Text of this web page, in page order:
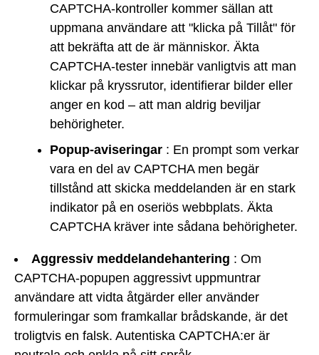
CAPTCHA-kontroller kommer sällan att
uppmana användare att "klicka på Tillåt" för
att bekräfta att de är människor. Äkta
CAPTCHA-tester innebär vanligtvis att man
klickar på kryssrutor, identifierar bilder eller
anger en kod – att man aldrig beviljar
behörigheter.
Popup-aviseringar : En prompt som verkar
vara en del av CAPTCHA men begär
tillstånd att skicka meddelanden är en stark
indikator på en oseriös webbplats. Äkta
CAPTCHA kräver inte sådana behörigheter.
Aggressiv meddelandehantering : Om
CAPTCHA-popupen aggressivt uppmuntrar
användare att vidta åtgärder eller använder
formuleringar som framkallar brådskande, är det
troligtvis en falsk. Autentiska CAPTCHA:er är